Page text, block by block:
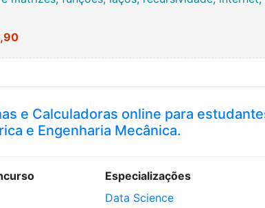
e Calculadoras online para
e Engenharia Mecânica.
Especializações
Data Science